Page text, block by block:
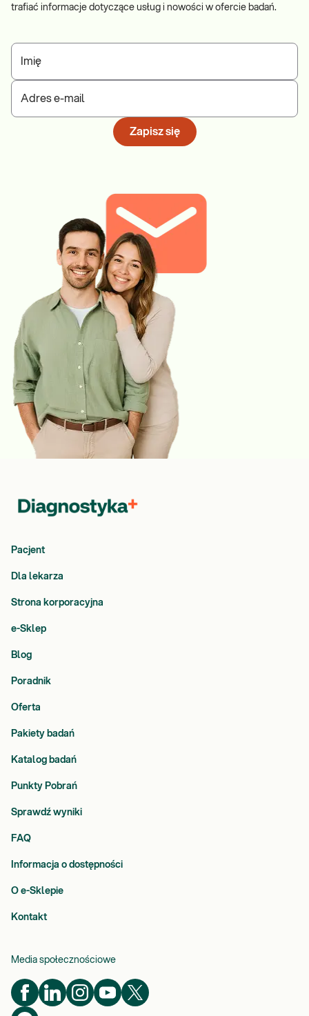
trafiać informacje dotyczące usług i nowości w ofercie badań.
Imię
Adres e-mail
Zapisz się
Pacjent
Dla lekarza
Strona korporacyjna
e-Sklep
Blog
Poradnik
Oferta
Pakiety badań
Katalog badań
Punkty Pobrań
Sprawdź wyniki
FAQ
Informacja o dostępności
O e-Sklepie
Kontakt
Media społecznościowe